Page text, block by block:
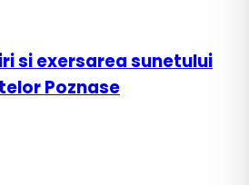
si exersarea sunetului
Poznase